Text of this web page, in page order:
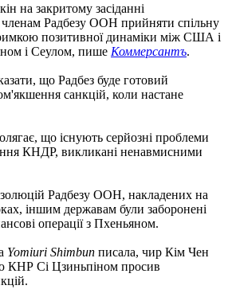
на закритому засіданні
Радбезу ООН прийняти спільну
позитивної динаміки між США і
і Сеулом, пише Коммерсантъ.
що Радбез буде готовий
санкцій, коли настане
що існують серйозні проблеми
КНДР, викликані ненавмисними
Радбезу ООН, накладених на
іншим державам були заборонені
операції з Пхеньяном.
Yomiuri Shimbun писала, чир Кім Чен
КНР Сі Цзиньпіном просив